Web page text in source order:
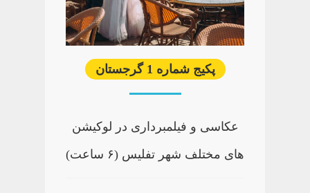
پکیج شماره 1 گرجستان
عکاسی و فیلمبرداری در لوکیشن
های مختلف شهر تفلیس (۶ ساعت)